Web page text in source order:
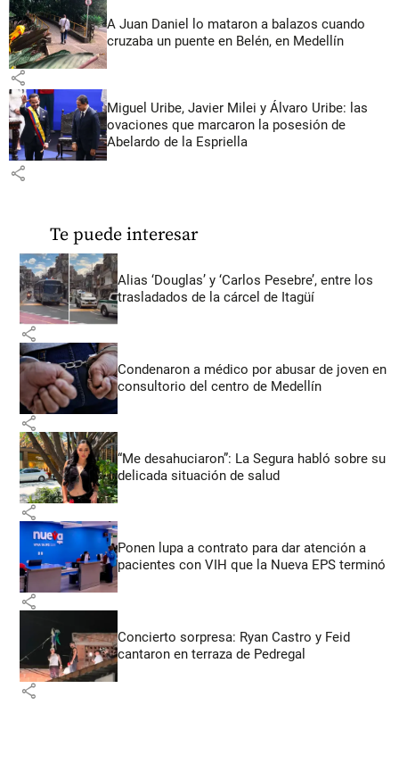
A Juan Daniel lo mataron a balazos cuando
cruzaba un puente en Belén, en Medellín
share
Miguel Uribe, Javier Milei y Álvaro Uribe: las
ovaciones que marcaron la posesión de
Abelardo de la Espriella
share
Te puede interesar
Alias ‘Douglas’ y ‘Carlos Pesebre’, entre los
trasladados de la cárcel de Itagüí
share
Condenaron a médico por abusar de joven en
consultorio del centro de Medellín
share
“Me desahuciaron”: La Segura habló sobre su
delicada situación de salud
share
Ponen lupa a contrato para dar atención a
pacientes con VIH que la Nueva EPS terminó
share
Concierto sorpresa: Ryan Castro y Feid
cantaron en terraza de Pedregal
share